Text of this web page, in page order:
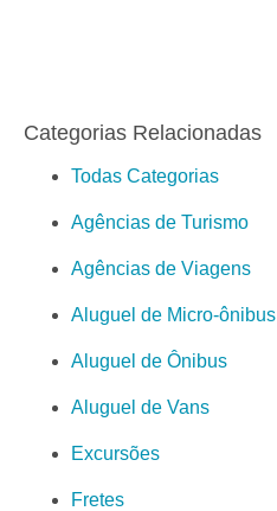
Categorias Relacionadas
Todas Categorias
Agências de Turismo
Agências de Viagens
Aluguel de Micro-ônibus
Aluguel de Ônibus
Aluguel de Vans
Excursões
Fretes